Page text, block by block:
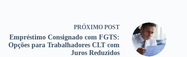
PRÓXIMO POST
Empréstimo Consignado com FGTS:
Opções para Trabalhadores CLT com
Juros Reduzidos